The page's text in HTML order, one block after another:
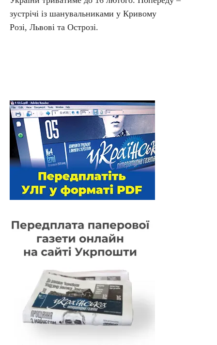
зустрічі із шанувальниками у Кривому
Розі, Львові та Острозі.